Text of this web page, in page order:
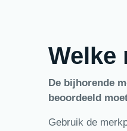
Welke
De bijhorende
beoordeeld
Gebruik de